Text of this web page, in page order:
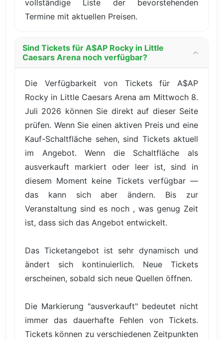
vollständige Liste der bevorstehenden
Termine mit aktuellen Preisen.
Sind Tickets für A$AP Rocky in Little
Caesars Arena noch verfügbar?
Die Verfügbarkeit von Tickets für A$AP
Rocky in Little Caesars Arena am Mittwoch 8.
Juli 2026 können Sie direkt auf dieser Seite
prüfen. Wenn Sie einen aktiven Preis und eine
Kauf-Schaltfläche sehen, sind Tickets aktuell
im Angebot. Wenn die Schaltfläche als
ausverkauft markiert oder leer ist, sind in
diesem Moment keine Tickets verfügbar —
das kann sich aber ändern. Bis zur
Veranstaltung sind es noch , was genug Zeit
ist, dass sich das Angebot entwickelt.
Das Ticketangebot ist sehr dynamisch und
ändert sich kontinuierlich. Neue Tickets
erscheinen, sobald sich neue Quellen öffnen.
Die Markierung "ausverkauft" bedeutet nicht
immer das dauerhafte Fehlen von Tickets.
Tickets können zu verschiedenen Zeitpunkten